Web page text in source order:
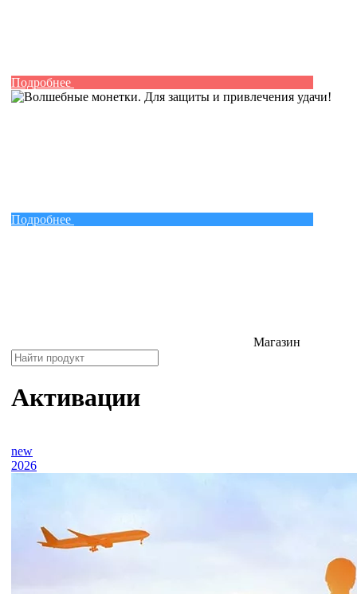
Подробнее
Подробнее
Магазин
Активации
new
2026